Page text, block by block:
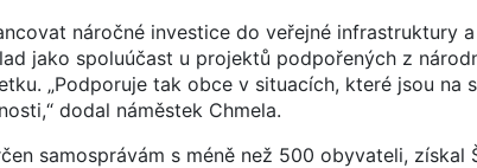
náročné investice do veřejné infrastruktury
jako spoluúčast u projektů podpořených z
„Podporuje tak obce v situacích, které jsou na
dodal náměstek Chmela.
samosprávám s méně než 500 obyvateli, získal